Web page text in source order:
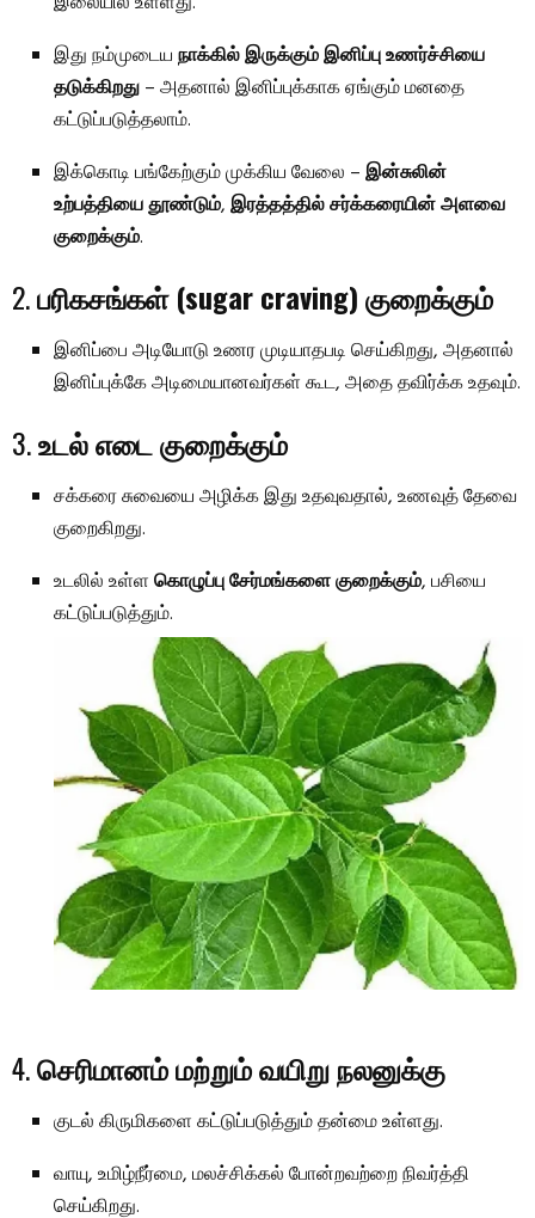
இது நம்முடையநாக்கில் இருக்கும் இனிப்பு உணர்ச்சியை
தடுக்கிறது– அதனால் இனிப்புக்காக ஏங்கும் மனதை
கட்டுப்படுத்தலாம்.
இக்கொடி பங்கேற்கும் முக்கிய வேலை –இன்சுலின்
உற்பத்தியை தூண்டும்,இரத்தத்தில் சர்க்கரையின் அளவை
குறைக்கும்.
2.பரிகசங்கள் (sugar craving) குறைக்கும்
இனிப்பை அடியோடு உணர முடியாதபடி செய்கிறது, அதனால்
இனிப்புக்கே அடிமையானவர்கள் கூட, அதை தவிர்க்க உதவும்.
3.உடல் எடை குறைக்கும்
சக்கரை சுவையை அழிக்க இது உதவுவதால், உணவுத் தேவை
குறைகிறது.
உடலில் உள்ளகொழுப்பு சேர்மங்களை குறைக்கும், பசியை
கட்டுப்படுத்தும்.
4.செரிமானம் மற்றும் வயிறு நலனுக்கு
குடல் கிருமிகளை கட்டுப்படுத்தும் தன்மை உள்ளது.
வாயு, உமிழ்நீர்மை, மலச்சிக்கல் போன்றவற்றை நிவர்த்தி
செய்கிறது.